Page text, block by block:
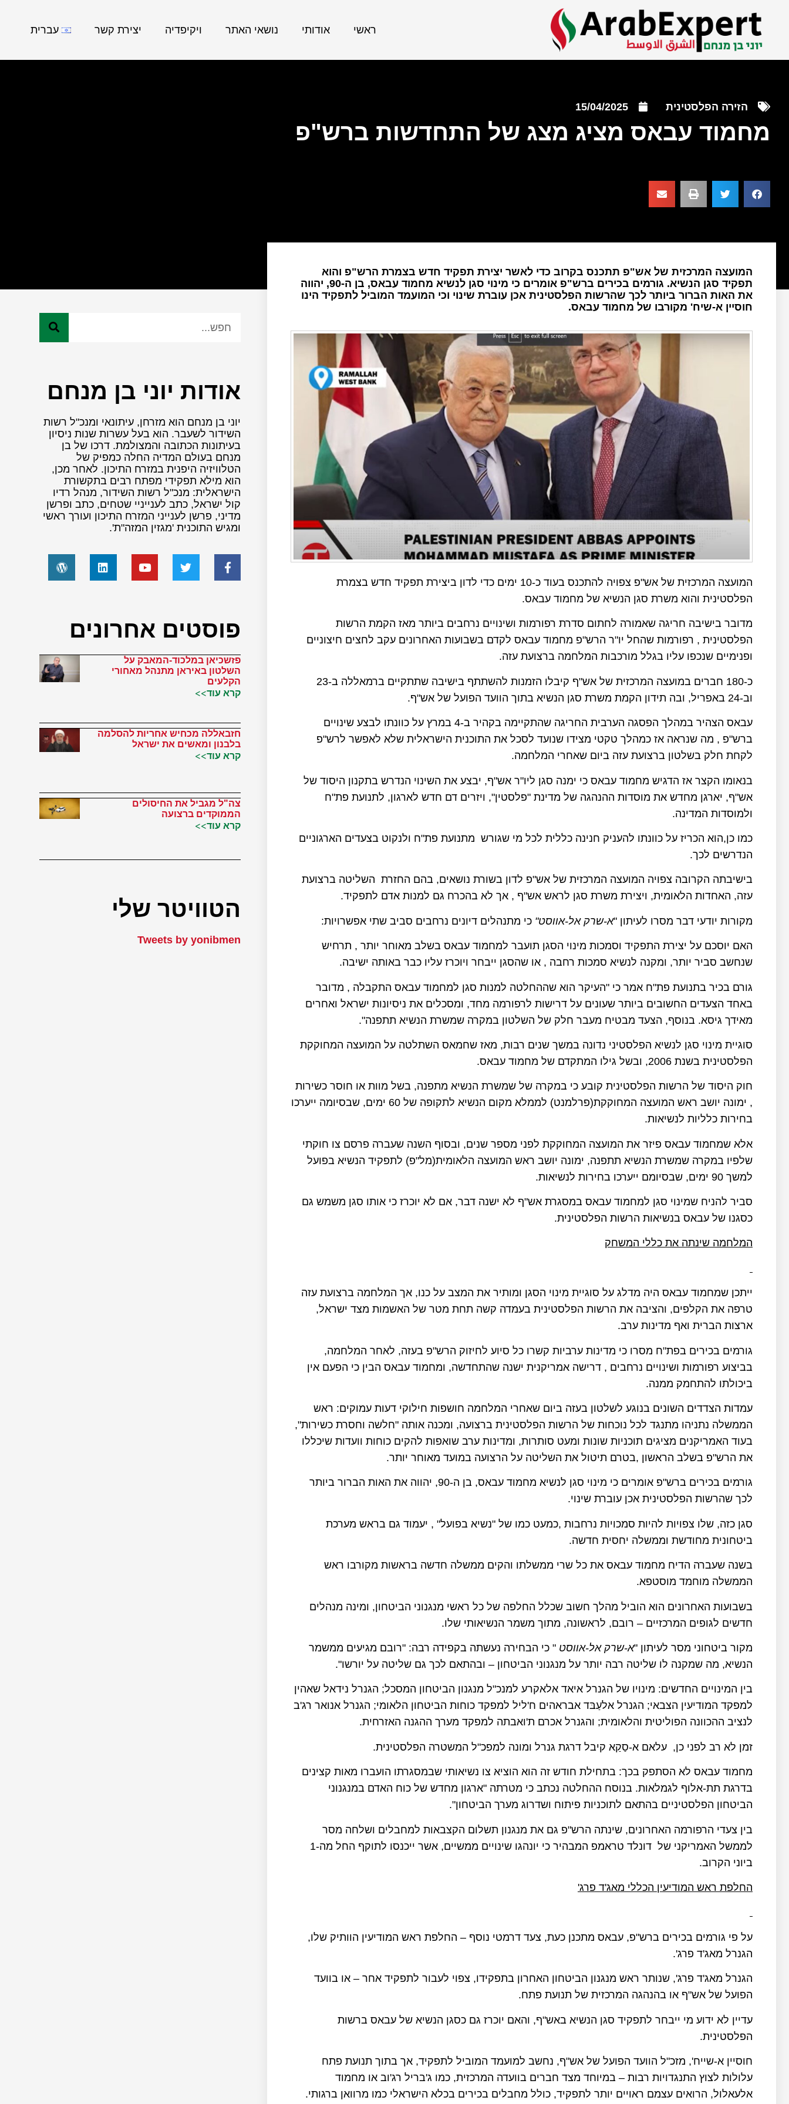
ראשי אודותי נושאי האתר ויקיפדיה יצירת קשר עברית
הזירה הפלסטינית 15/04/2025
מחמוד עבאס מציג מצג של התחדשות ברש"פ
המועצה המרכזית של אש"פ תתכנס בקרוב כדי לאשר יצירת תפקיד חדש בצמרת הרש"פ והוא
תפקיד סגן הנשיא. גורמים בכירים ברש"פ אומרים כי מינוי סגן לנשיא מחמוד עבאס, בן ה-90, יהווה
את האות הברור ביותר לכך שהרשות הפלסטינית אכן עוברת שינוי וכי המועמד המוביל לתפקיד הינו
חוסיין א-שיח' מקורבו של מחמוד עבאס.
המועצה המרכזית של אש"פ צפויה להתכנס בעוד כ-10 ימים כדי לדון ביצירת תפקיד חדש בצמרת
הפלסטינית והוא משרת סגן הנשיא של מחמוד עבאס.
מדובר בישיבה חריגה שאמורה לחתום סדרת רפורמות ושינויים נרחבים ביותר מאז הקמת הרשות
הפלסטינית , רפורמות שהחל יו"ר הרש"פ מחמוד עבאס לקדם בשבועות האחרונים עקב לחצים חיצוניים
ופנימיים שנכפו עליו בגלל מורכבות המלחמה ברצועת עזה.
כ-180 חברים במועצה המרכזית של אש"ף קיבלו הזמנות להשתתף בישיבה שתתקיים ברמאללה ב-23
וב-24 באפריל, ובה תידון הקמת משרת סגן הנשיא בתוך הוועד הפועל של אש"ף.
עבאס הצהיר במהלך הפסגה הערבית החריגה שהתקיימה בקהיר ב-4 במרץ על כוונתו לבצע שינויים
ברש"פ , מה שנראה אז כמהלך טקטי מצידו שנועד לסכל את התוכנית הישראלית שלא לאפשר לרש"פ
לקחת חלק בשלטון ברצועת עזה ביום שאחרי המלחמה.
בנאומו הקצר אז הדגיש מחמוד עבאס כי ימנה סגן ליו"ר אש"ף, יבצע את השינוי הנדרש בתקנון היסוד של
אש"ף, יארגן מחדש את מוסדות ההנהגה של מדינת "פלסטין", ויזרים דם חדש לארגון, לתנועת פת"ח
ולמוסדות המדינה.
כמו כן,הוא הכריז על כוונתו להעניק חנינה כללית לכל מי שגורש מתנועת פת"ח ולנקוט בצעדים הארגוניים
הנדרשים לכך.
בישיבתה הקרובה צפויה המועצה המרכזית של אש"פ לדון בשורת נושאים, בהם החזרת השליטה ברצועת
עזה, האחדות הלאומית, ויצירת משרת סגן לראש אש"ף , אך לא בהכרח גם למנות אדם לתפקיד.
מקורות יודעי דבר מסרו לעיתון "א-שרק אל-אווסט" כי מתנהלים דיונים נרחבים סביב שתי אפשרויות:
האם יוסכם על יצירת התפקיד וסמכות מינוי הסגן תועבר למחמוד עבאס בשלב מאוחר יותר , תרחיש
שנחשב סביר יותר, ומקנה לנשיא סמכות רחבה , או שהסגן ייבחר ויוכרז עליו כבר באותה ישיבה.
גורם בכיר בתנועת פת"ח אמר כי "העיקר הוא שההחלטה למנות סגן למחמוד עבאס התקבלה , מדובר
באחד הצעדים החשובים ביותר שעונים על דרישות לרפורמה מחד, ומסכלים את ניסיונות ישראל ואחרים
מאידך גיסא. בנוסף, הצעד מבטיח מעבר חלק של השלטון במקרה שמשרת הנשיא תתפנה".
סוגיית מינוי סגן לנשיא הפלסטיני נדונה במשך שנים רבות, מאז שחמאס השתלטה על המועצה המחוקקת
הפלסטינית בשנת 2006, ובשל גילו המתקדם של מחמוד עבאס.
חוק היסוד של הרשות הפלסטינית קובע כי במקרה של שמשרת הנשיא מתפנה, בשל מוות או חוסר כשירות
, ימונה יושב ראש המועצה המחוקקת(פרלמנט) לממלא מקום הנשיא לתקופה של 60 ימים, שבסיומה ייערכו
בחירות כלליות לנשיאות.
אלא שמחמוד עבאס פיזר את המועצה המחוקקת לפני מספר שנים, ובסוף השנה שעברה פרסם צו חוקתי
שלפיו במקרה שמשרת הנשיא תתפנה, ימונה יושב ראש המועצה הלאומית(מל"פ) לתפקיד הנשיא בפועל
למשך 90 ימים, שבסיומם ייערכו בחירות לנשיאות.
סביר להניח שמינוי סגן למחמוד עבאס במסגרת אש"ף לא ישנה דבר, אם לא יוכרז כי אותו סגן משמש גם
כסגנו של עבאס בנשיאות הרשות הפלסטינית.
המלחמה שינתה את כללי המשחק
ייתכן שמחמוד עבאס היה מדלג על סוגיית מינוי הסגן ומותיר את המצב על כנו, אך המלחמה ברצועת עזה
טרפה את הקלפים, והציבה את הרשות הפלסטינית בעמדה קשה תחת מטר של האשמות מצד ישראל,
ארצות הברית ואף מדינות ערב.
גורמים בכירים בפת"ח מסרו כי מדינות ערביות קשרו כל סיוע לחיזוק הרש"פ בעזה, לאחר המלחמה,
בביצוע רפורמות ושינויים נרחבים , דרישה אמריקנית ישנה שהתחדשה, ומחמוד עבאס הבין כי הפעם אין
ביכולתו להתחמק ממנה.
עמדות הצדדים השונים בנוגע לשלטון בעזה ביום שאחרי המלחמה חושפות חילוקי דעות עמוקים: ראש
הממשלה נתניהו מתנגד לכל נוכחות של הרשות הפלסטינית ברצועה, ומכנה אותה "חלשה וחסרת כשירות",
בעוד האמריקנים מציגים תוכניות שונות ומעט סותרות, ומדינות ערב שואפות להקים כוחות וועדות שיכללו
את הרש"פ בשלב הראשון ,בטרם תיטול את השליטה על הרצועה במועד מאוחר יותר.
גורמים בכירים ברש"פ אומרים כי מינוי סגן לנשיא מחמוד עבאס, בן ה-90, יהווה את האות הברור ביותר
לכך שהרשות הפלסטינית אכן עוברת שינוי.
סגן כזה, שלו צפויות להיות סמכויות נרחבות ,כמעט כמו של "נשיא בפועל" , יעמוד גם בראש מערכת
ביטחונית מחודשת וממשלה יחסית חדשה.
בשנה שעברה הדיח מחמוד עבאס את כל שרי ממשלתו והקים ממשלה חדשה בראשות מקורבו ראש
הממשלה מוחמד מוסטפא.
בשבועות האחרונים הוא הוביל מהלך חשוב שכלל החלפה של כל ראשי מנגנוני הביטחון, ומינה מנהלים
חדשים לגופים המרכזיים – רובם, לראשונה, מתוך משמר הנשיאותי שלו.
מקור ביטחוני מסר לעיתון "א-שרק אל-אווסט " כי הבחירה נעשתה בקפידה רבה: "רובם מגיעים ממשמר
הנשיא, מה שמקנה לו שליטה רבה יותר על מנגנוני הביטחון – ובהתאם לכך גם שליטה על יורשו".
בין המינויים החדשים: מינויו של הגנרל איאד אלאקרע למנכ"ל מנגנון הביטחון המסכל; הגנרל נידאל שאהין
למפקד המודיעין הצבאי; הגנרל אלעַבּד אבראהים ח'ליל למפקד כוחות הביטחון הלאומי; הגנרל אנואר רג'ב
לנציב ההכוונה הפוליטית והלאומית; והגנרל אכרם ת'ואבתה למפקד מערך ההגנה האזרחית.
זמן לא רב לפני כן, עלאם א-סַקַא קיבל דרגת גנרל ומונה למפכ"ל המשטרה הפלסטינית.
מחמוד עבאס לא הסתפק בכך: בתחילת חודש זה הוא הוציא צו נשיאותי שבמסגרתו הועברו מאות קצינים
בדרגת תת-אלוף לגמלאות. בנוסח ההחלטה נכתב כי מטרתה "ארגון מחדש של כוח האדם במנגנוני
הביטחון הפלסטיניים בהתאם לתוכניות פיתוח ושדרוג מערך הביטחון".
בין צעדי הרפורמה האחרונים, שינתה הרש"פ גם את מנגנון תשלום הקצבאות למחבלים ושלחה מסר
לממשל האמריקני של דונלד טראמפ המבהיר כי יונהגו שינויים ממשיים, אשר ייכנסו לתוקף החל מה-1
ביוני הקרוב.
החלפת ראש המודיעין הכללי מאג'ד פרג'
על פי גורמים בכירים ברש"פ, עבאס מתכנן כעת, צעד דרמטי נוסף – החלפת ראש המודיעין הוותיק שלו,
הגנרל מאג'ד פרג'.
הגנרל מאג'ד פרג', שנותר ראש מנגנון הביטחון האחרון בתפקידו, צפוי לעבור לתפקיד אחר – או בוועד
הפועל של אש"ף או בהנהגה המרכזית של תנועת פתח.
עדיין לא ידוע מי ייבחר לתפקיד סגן הנשיא באש"ף, והאם יוכרז גם כסגן הנשיא של עבאס ברשות
הפלסטינית.
חוסיין א-שייח', מזכ"ל הוועד הפועל של אש"ף, נחשב למועמד המוביל לתפקיד, אך בתוך תנועת פתח
עלולות לצוץ התנגדויות רבות – במיוחד מצד חברים בוועדה המרכזית, כמו ג'בריל רג'וב או מחמוד
אלעאלול, הרואים עצמם ראויים יותר לתפקיד, כולל מחבלים בכירים בכלא הישראלי כמו מרוואן ברגותי.
אודות יוני בן מנחם
יוני בן מנחם הוא מזרחן, עיתונאי ומנכ"ל רשות
השידור לשעבר. הוא בעל עשרות שנות ניסיון
בעיתונות הכתובה והמצולמת. דרכו של בן
מנחם בעולם המדיה החלה כמפיק של
הטלוויזיה היפנית במזרח התיכון. לאחר מכן,
הוא מילא תפקידי מפתח רבים בתקשורת
הישראלית: מנכ"ל רשות השידור, מנהל רדיו
קול ישראל, כתב לענייניי שטחים, כתב ופרשן
מדיני, פרשן לענייני המזרח התיכון ועורך ראשי
ומגיש התוכנית 'מגזין המזה"ת'.
פוסטים אחרונים
פזשכיאן במלכוד-המאבק על
השלטון באיראן מתנהל מאחורי
הקלעים
קרא עוד>>
חזבאללה מכחיש אחריות להסלמה
בלבנון ומאשים את ישראל
קרא עוד>>
צה"ל מגביל את החיסולים
הממוקדים ברצועה
קרא עוד>>
הטוויטר שלי
Tweets by yonibmen